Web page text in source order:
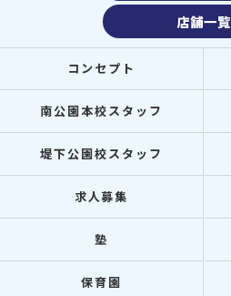
店舗一覧
コンセプト
南公園本校スタッフ
堤下公園校スタッフ
求人募集
塾
保育園